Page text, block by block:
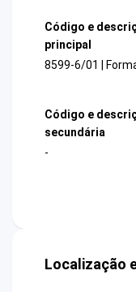
Código e
principal
8599-6/01 |
Código e
secundária
-
Localização